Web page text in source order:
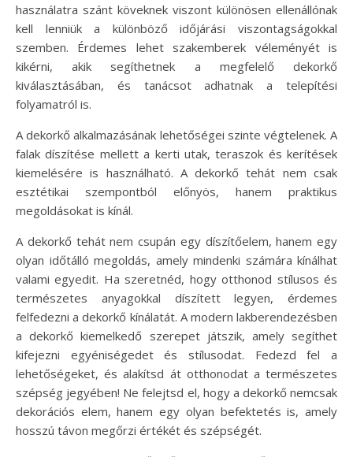
használatra szánt köveknek viszont különösen ellenállónak
kell lenniük a különböző időjárási viszontagságokkal
szemben. Érdemes lehet szakemberek véleményét is
kikérni, akik segíthetnek a megfelelő dekorkő
kiválasztásában, és tanácsot adhatnak a telepítési
folyamatról is.
A dekorkő alkalmazásának lehetőségei szinte végtelenek. A
falak díszítése mellett a kerti utak, teraszok és kerítések
kiemelésére is használható. A dekorkő tehát nem csak
esztétikai szempontból előnyös, hanem praktikus
megoldásokat is kínál.
A dekorkő tehát nem csupán egy díszítőelem, hanem egy
olyan időtálló megoldás, amely mindenki számára kínálhat
valami egyedit. Ha szeretnéd, hogy otthonod stílusos és
természetes anyagokkal díszített legyen, érdemes
felfedezni a dekorkő kínálatát. A modern lakberendezésben
a dekorkő kiemelkedő szerepet játszik, amely segíthet
kifejezni egyéniségedet és stílusodat. Fedezd fel a
lehetőségeket, és alakítsd át otthonodat a természetes
szépség jegyében! Ne felejtsd el, hogy a dekorkő nemcsak
dekorációs elem, hanem egy olyan befektetés is, amely
hosszú távon megőrzi értékét és szépségét.